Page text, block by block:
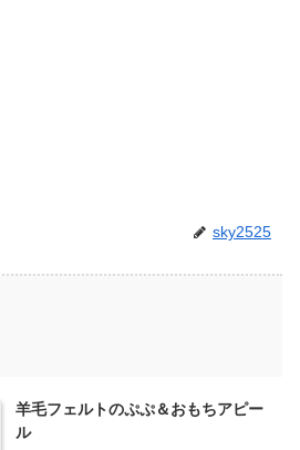
sky2525
羊毛フェルトのぷぷ＆おもちアピー
ル